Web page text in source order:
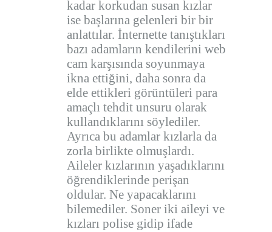
kadar korkudan susan kızlar
ise başlarına gelenleri bir bir
anlattılar. İnternette tanıştıkları
bazı adamların kendilerini web
cam karşısında soyunmaya
ikna ettiğini, daha sonra da
elde ettikleri görüntüleri para
amaçlı tehdit unsuru olarak
kullandıklarını söylediler.
Ayrıca bu adamlar kızlarla da
zorla birlikte olmuşlardı.
Aileler kızlarının yaşadıklarını
öğrendiklerinde perişan
oldular. Ne yapacaklarını
bilemediler. Soner iki aileyi ve
kızları polise gidip ifade